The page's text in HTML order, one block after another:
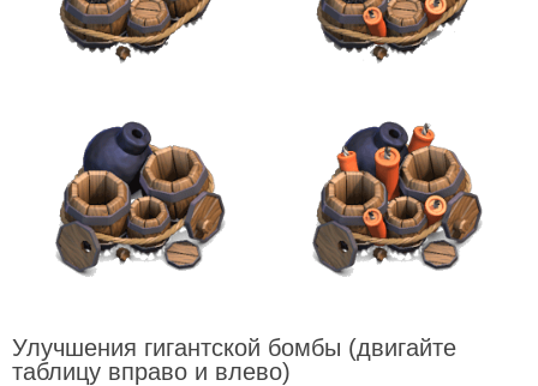
Улучшения гигантской бомбы (двигайте
таблицу вправо и влево)